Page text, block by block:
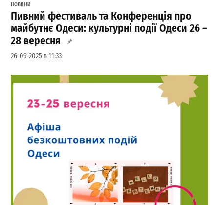
НОВИНИ
Пивний фестиваль та Конференція про
майбутнє Одеси: культурні події Одеси 26 –
28 вересня
26-09-2025 в 11:33